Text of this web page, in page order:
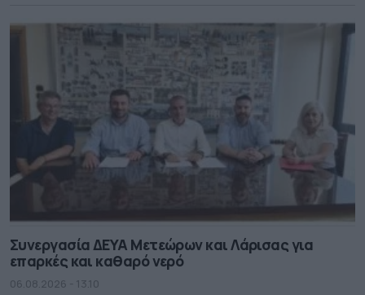
Συνεργασία ΔΕΥΑ Μετεώρων και Λάρισας για
επαρκές και καθαρό νερό
06.08.2026 - 13.10